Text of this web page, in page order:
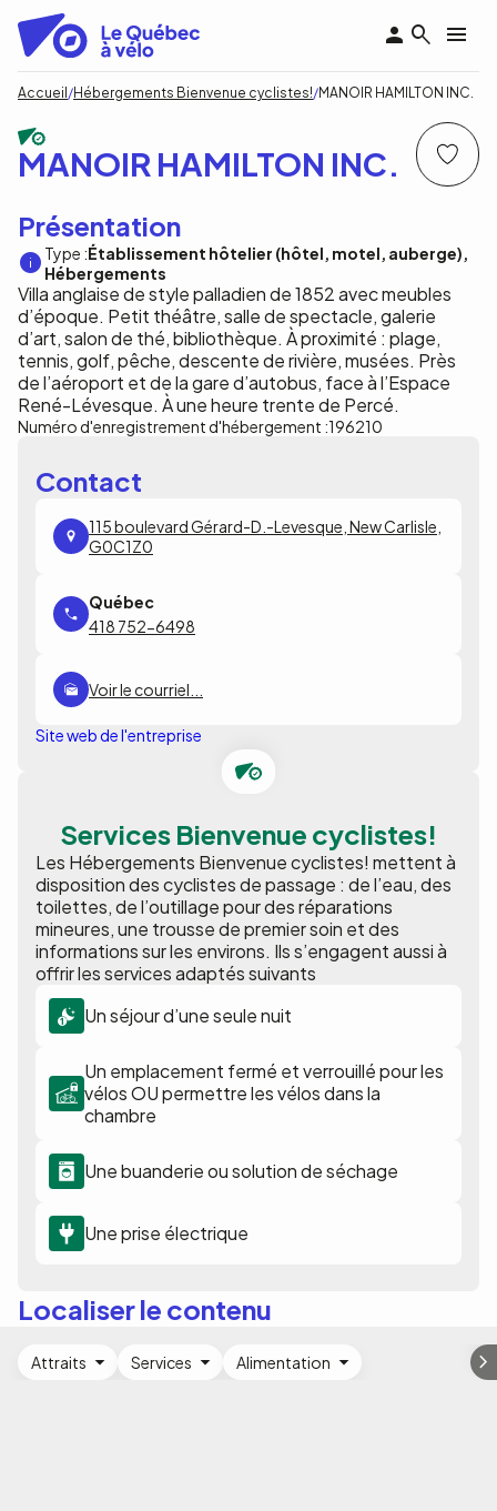
contenu
principal
Fil
d'Ariane
Accueil Hébergements Bienvenue cyclistes! MANOIR HAMILTON INC.
MANOIR HAMILTON INC.
Présentation
Type :Établissement hôtelier (hôtel, motel, auberge)
Hébergements
Villa anglaise de style palladien de 1852 avec meubles
d’époque. Petit théâtre, salle de spectacle, galerie
d’art, salon de thé, bibliothèque. À proximité : plage,
tennis, golf, pêche, descente de rivière, musées. Près
de l’aéroport et de la gare d’autobus, face à l’Espace
René-Lévesque. À une heure trente de Percé.
Numéro d'enregistrement d'hébergement :196210
Contact
115 boulevard Gérard-D.-Levesque, New Carlisle,
G0C1Z0
418 752-6498
Voir le courriel...
Site web de l'entreprise
Services Bienvenue cyclistes!
Les Hébergements Bienvenue cyclistes! mettent à
disposition des cyclistes de passage : de l’eau, des
toilettes, de l’outillage pour des réparations
mineures, une trousse de premier soin et des
informations sur les environs. Ils s’engagent aussi à
offrir les services adaptés suivants
Un séjour d’une seule nuit
Un emplacement fermé et verrouillé pour les
vélos OU permettre les vélos dans la
chambre
Une buanderie ou solution de séchage
Une prise électrique
Localiser le contenu
Attraits Services Alimentation